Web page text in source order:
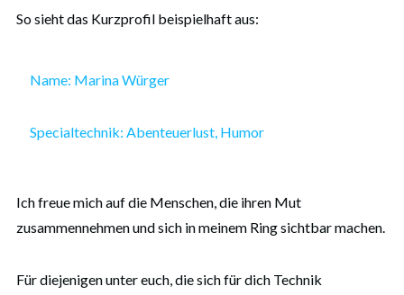
So sieht das Kurzprofil beispielhaft aus:
Name: Marina Würger
Specialtechnik: Abenteuerlust, Humor
Ich freue mich auf die Menschen, die ihren Mut
zusammennehmen und sich in meinem Ring sichtbar machen.
Für diejenigen unter euch, die sich für dich Technik